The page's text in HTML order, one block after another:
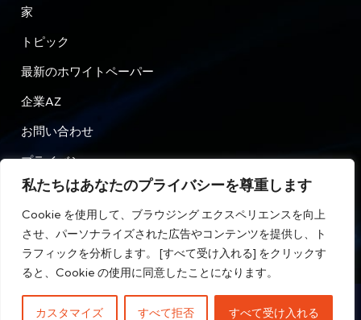
私たちはあなたのプライバシーを尊重します
Cookie を使用して、ブラウジング エクスペリエンスを向上
させ、パーソナライズされた広告やコンテンツを提供し、ト
ラフィックを分析します。 [すべて受け入れる] をクリックす
ると、Cookie の使用に同意したことになります。
カスタマイズ すべて拒否 すべて受け入れる
家
トピック
最新のホワイトペーパー
企業AZ
お問い合わせ
プライバシー
利用規約
HR Tech Publish Hub © 無断複写・転載を禁じます。